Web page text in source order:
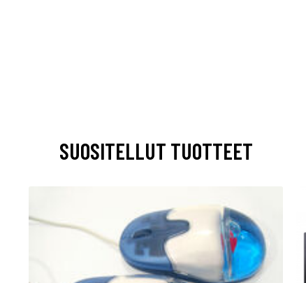
SUOSITELLUT TUOTTEET